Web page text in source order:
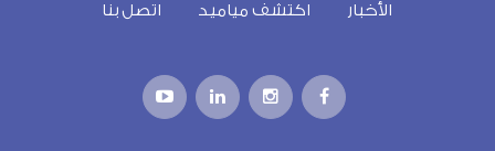
الأخبار اكتشف مياميد اتصل بنا